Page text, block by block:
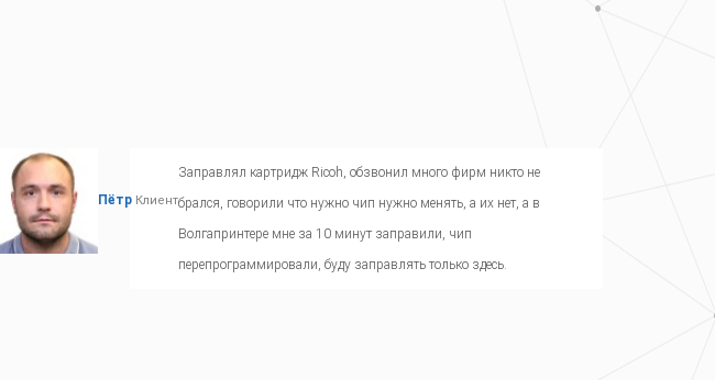
Пётр Клиент
Заправлял картридж Ricoh, обзвонил много фирм никто не
брался, говорили что нужно чип нужно менять, а их нет, а в
Волгапринтере мне за 10 минут заправили, чип
перепрограммировали, буду заправлять только здесь.